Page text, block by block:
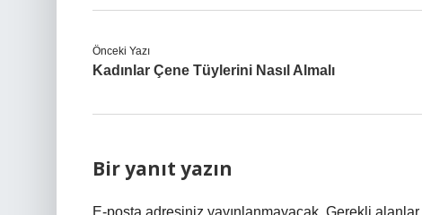
Önceki Yazı
Kadınlar Çene Tüylerini Nasıl Almalı
Bir yanıt yazın
E-posta adresiniz yayınlanmayacak. Gerekli alanlar